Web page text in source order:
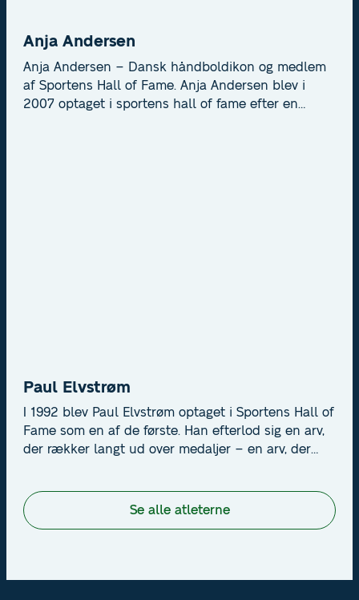
Anja Andersen
Anja Andersen – Dansk håndboldikon og medlem
af Sportens Hall of Fame. Anja Andersen blev i
2007 optaget i sportens hall of fame efter en
Paul Elvstrøm
I 1992 blev Paul Elvstrøm optaget i Sportens Hall of
Fame som en af de første. Han efterlod sig en arv,
der rækker langt ud over medaljer – en arv, der
Se alle atleterne